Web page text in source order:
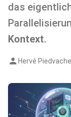
das
Kontext.
Hervé Piedvache